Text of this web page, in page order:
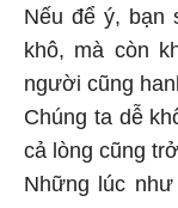
Nếu để ý, bạn
khô, mà còn
người cũng
Chúng ta dễ
cả lòng cũng
Những lúc